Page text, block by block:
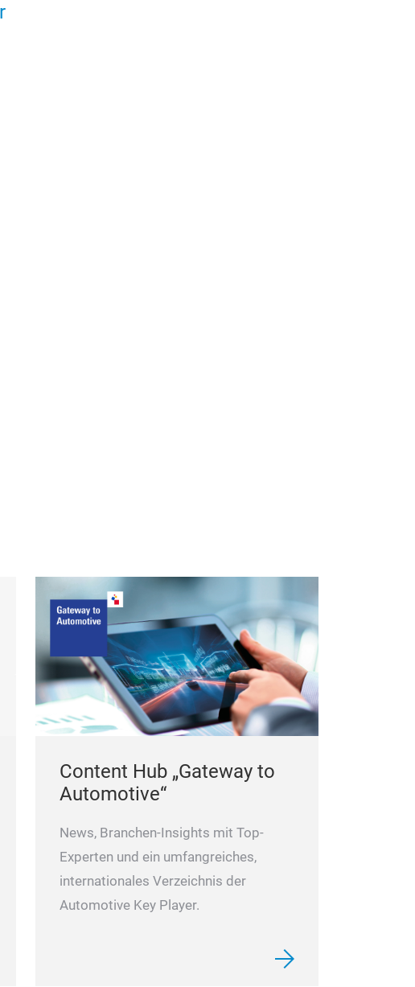
Content Hub „Gateway to
Automotive“
News, Branchen-Insights mit Top-
Experten und ein umfangreiches,
internationales Verzeichnis der
Automotive Key Player.